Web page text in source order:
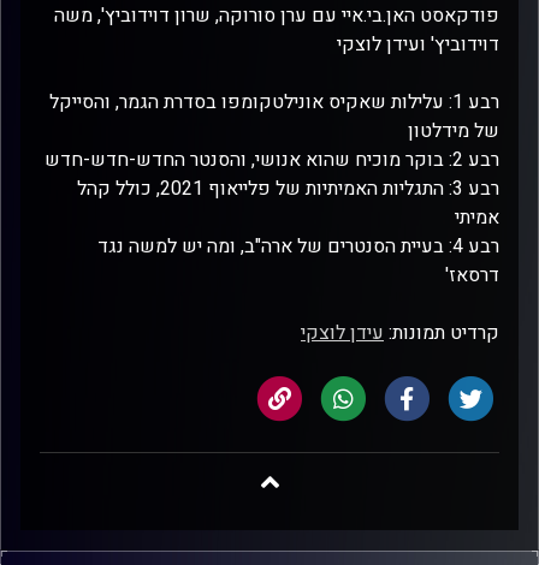
פודקאסט האן.בי.איי עם ערן סורוקה, שרון דוידוביץ', משה
דוידוביץ' ועידן לוצקי
רבע 1: עלילות שאקיס אונילטקומפו בסדרת הגמר, והסייקל
של מידלטון
רבע 2: בוקר מוכיח שהוא אנושי, והסנטר החדש-חדש-חדש
רבע 3: התגליות האמיתיות של פלייאוף 2021, כולל קהל
אמיתי
רבע 4: בעיית הסנטרים של ארה"ב, ומה יש למשה נגד
דרסאז'
קרדיט תמונות:עידן לוצקי